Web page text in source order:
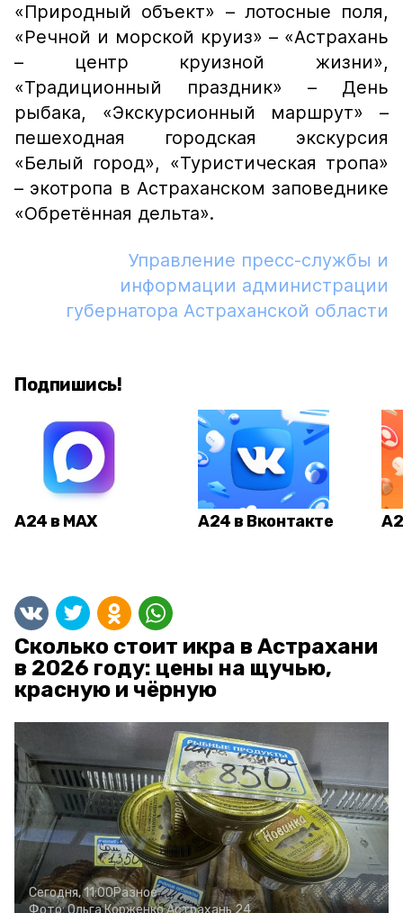
«Природный объект» – лотосные поля,
«Речной и морской круиз» – «Астрахань
– центр круизной жизни»,
«Традиционный праздник» – День
рыбака, «Экскурсионный маршрут» –
пешеходная городская экскурсия
«Белый город», «Туристическая тропа»
– экотропа в Астраханском заповеднике
«Обретённая дельта».
Управление пресс-службы и
информации администрации
губернатора Астраханской области
Подпишись!
А24 в MAX А24 в Вконтакте
Сколько стоит икра в Астрахани
в 2026 году: цены на щучью,
красную и чёрную
Сегодня, 11:00Разное
Фото:Ольга КорженкоАстрахань 24